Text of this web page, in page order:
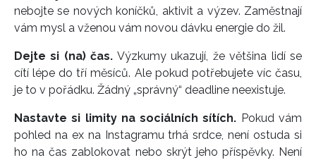
INFORMACE
REDAKCE
nebojte se nových koníčků, aktivit a výzev. Zaměstnají
vám mysl a vženou vám novou dávku energie do žil.
Dejte si (na) čas. Výzkumy ukazují, že většina lidí se
cítí lépe do tří měsíců. Ale pokud potřebujete víc času,
je to v pořádku. Žádný „správný“ deadline neexistuje.
Nastavte si limity na sociálních sítích. Pokud vám
pohled na ex na Instagramu trhá srdce, není ostuda si
ho na čas zablokovat nebo skrýt jeho příspěvky. Není